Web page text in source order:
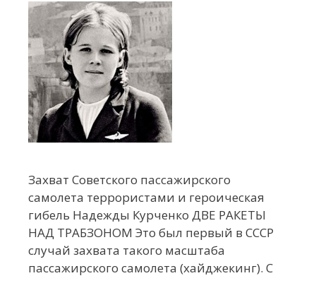
Захват Советского пассажирского
самолета террористами и героическая
гибель Надежды Курченко ДВЕ РАКЕТЫ
НАД ТРАБЗОНОМ Это был первый в СССР
случай захвата такого масштаба
пассажирского самолета (хайджекинг). С